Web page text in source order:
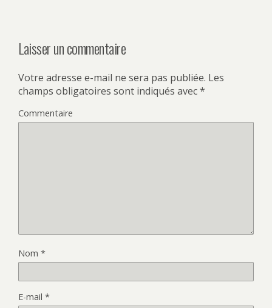
Laisser un commentaire
Votre adresse e-mail ne sera pas publiée. Les
champs obligatoires sont indiqués avec*
Commentaire
Nom *
E-mail *